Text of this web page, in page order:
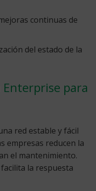
continuas de
del estado de la
para
red estable y fácil
empresas reducen la
el mantenimiento.
la respuesta